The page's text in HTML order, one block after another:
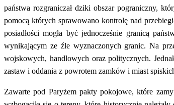
państwa rozgraniczał dziki obszar pograniczny,
pomocą których sprawowano kontrolę nad
posiadłości mogła być jednocześnie granicą
wynikającym ze źle wyznaczonych granic. Na
wojskowych, handlowych oraz politycznych.
zastaw i oddania z powrotem zamków i miast
Zawarte pod Paryżem pakty pokojowe, które